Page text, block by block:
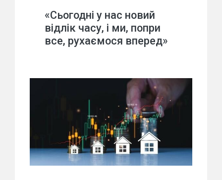
«Сьогодні у нас новий
відлік часу, і ми, попри
все, рухаємося вперед»